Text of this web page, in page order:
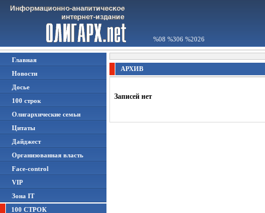
%08 %306 %2026
Главная
Новости
Досье
100 строк
Олигархические семьи
Цитаты
Дайджест
Организованная власть
Face-control
VIP
Зона IT
100 СТРОК
АРХИВ
Записей нет